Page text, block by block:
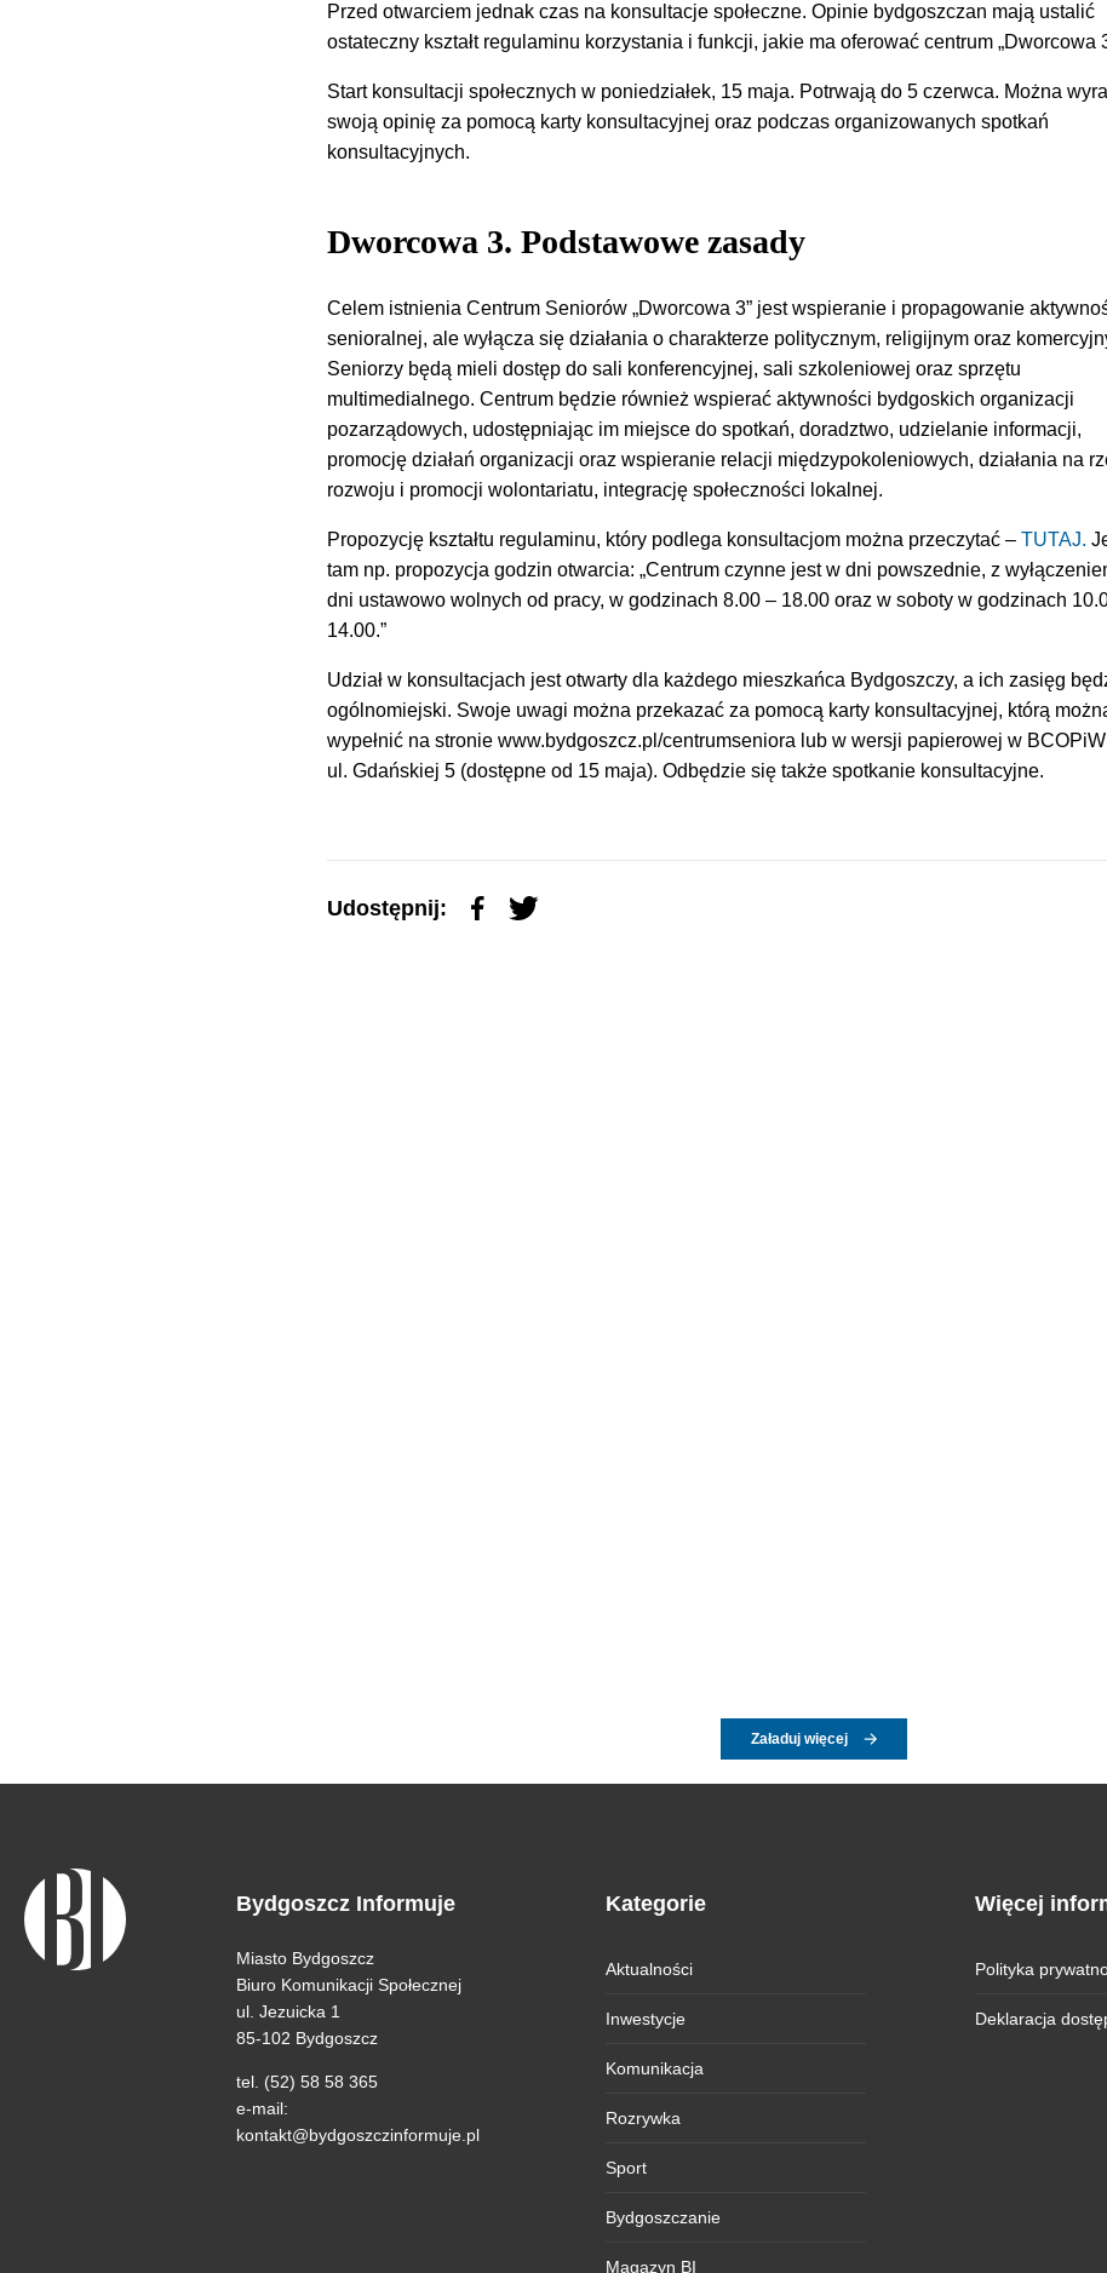
Przed otwarciem jednak czas na konsultacje społeczne. Opinie bydgoszczan mają ustalić
ostateczny kształt regulaminu korzystania i funkcji, jakie ma oferować centrum „Dworcowa
Start konsultacji społecznych w poniedziałek, 15 maja. Potrwają do 5 czerwca. Można
swoją opinię za pomocą karty konsultacyjnej oraz podczas organizowanych spotkań
konsultacyjnych.
Dworcowa 3. Podstawowe zasady
Celem istnienia Centrum Seniorów „Dworcowa 3” jest wspieranie i propagowanie
senioralnej, ale wyłącza się działania o charakterze politycznym, religijnym oraz
Seniorzy będą mieli dostęp do sali konferencyjnej, sali szkoleniowej oraz sprzętu
multimedialnego. Centrum będzie również wspierać aktywności bydgoskich organizacji
pozarządowych, udostępniając im miejsce do spotkań, doradztwo, udzielanie informacji,
promocję działań organizacji oraz wspieranie relacji międzypokoleniowych, działania na
rozwoju i promocji wolontariatu, integrację społeczności lokalnej.
Propozycję kształtu regulaminu, który podlega konsultacjom można przeczytać – TUTAJ.
tam np. propozycja godzin otwarcia: „Centrum czynne jest w dni powszednie, z
dni ustawowo wolnych od pracy, w godzinach 8.00 – 18.00 oraz w soboty w godzinach
14.00.”
Udział w konsultacjach jest otwarty dla każdego mieszkańca Bydgoszczy, a ich zasięg
ogólnomiejski. Swoje uwagi można przekazać za pomocą karty konsultacyjnej, którą
wypełnić na stronie www.bydgoszcz.pl/centrumseniora lub w wersji papierowej w
ul. Gdańskiej 5 (dostępne od 15 maja). Odbędzie się także spotkanie konsultacyjne.
Udostępnij:
Załaduj więcej
Bydgoszcz Informuje
Miasto Bydgoszcz
Biuro Komunikacji Społecznej
ul. Jezuicka 1
85-102 Bydgoszcz
tel. (52) 58 58 365
e-mail:
kontakt@bydgoszczinformuje.pl
Kategorie
Aktualności
Inwestycje
Komunikacja
Rozrywka
Sport
Bydgoszczanie
Magazyn BI
Więcej
Polityka
Deklaracja